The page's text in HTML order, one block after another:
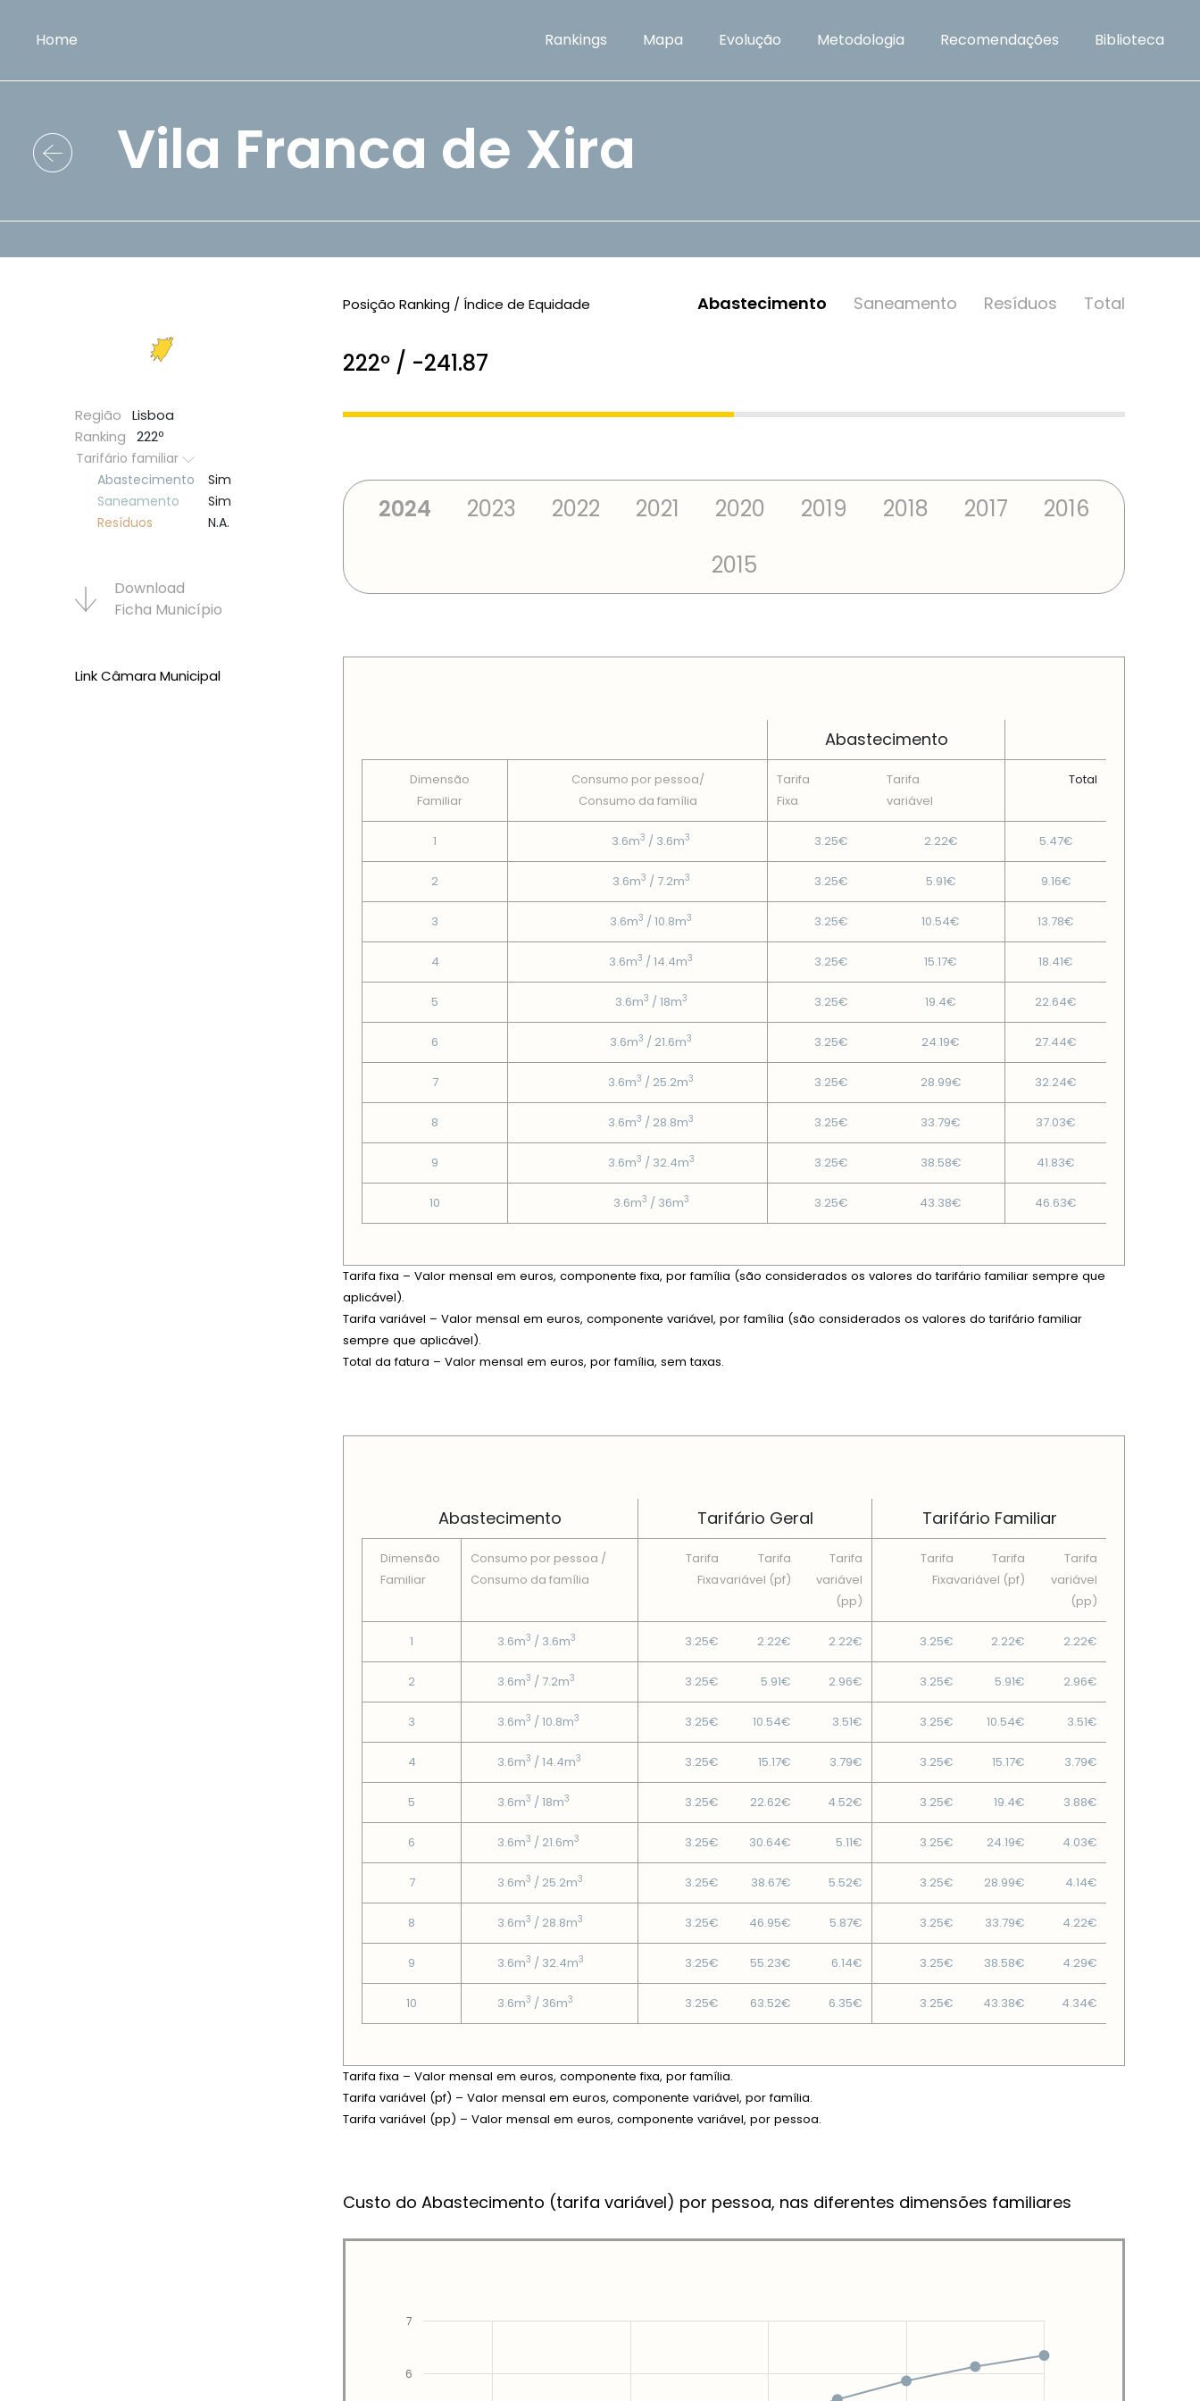
Home Rankings Mapa Evolução Metodologia Recomendações Biblioteca
Vila Franca de Xira
Região
Lisboa
Ranking
222º
Tarifário familiar
Abastecimento
Sim
Saneamento
Sim
Resí­duos
N.A.
Download
Ficha Municí­pio
Link Câmara Municipal
Posição Ranking / Índice de Equidade Abastecimento Saneamento Resí­duos Total
222º / -241.87
2024 2023 2022 2021 2020 2019 2018 2017
2016
2015
Abastecimento
Dimensão
Familiar
Consumo por pessoa/
Consumo da famí­lia
Tarifa
Fixa
Tarifa
variável
Total
1 3.6m3 / 3.6m3 3.25€ 2.22€ 5.47€
2 3.6m3 / 7.2m3 3.25€ 5.91€ 9.16€
3 3.6m3 / 10.8m3 3.25€ 10.54€ 13.78€
4 3.6m3 / 14.4m3 3.25€ 15.17€ 18.41€
5 3.6m3 / 18m3 3.25€ 19.4€ 22.64€
6 3.6m3 / 21.6m3 3.25€ 24.19€ 27.44€
7 3.6m3 / 25.2m3 3.25€ 28.99€ 32.24€
8 3.6m3 / 28.8m3 3.25€ 33.79€ 37.03€
9 3.6m3 / 32.4m3 3.25€ 38.58€ 41.83€
10 3.6m3 / 36m3 3.25€ 43.38€ 46.63€
Tarifa fixa – Valor mensal em euros, componente fixa, por família (são considerados os valores do tarifário familiar sempre que
aplicável).
Tarifa variável – Valor mensal em euros, componente variável, por família (são considerados os valores do tarifário familiar
sempre que aplicável).
Total da fatura – Valor mensal em euros, por família, sem taxas.
Abastecimento Tarifário Geral Tarifário Familiar
Dimensão
Familiar
Consumo por pessoa /
Consumo da famí­lia
Tarifa
Fixa
Tarifa
variável (pf)
Tarifa
variável
(pp)
Tarifa
Fixa
Tarifa
variável (pf)
Tarifa
variável
(pp)
1 3.6m3 / 3.6m3 3.25€ 2.22€ 2.22€ 3.25€ 2.22€ 2.22€
2 3.6m3 / 7.2m3 3.25€ 5.91€ 2.96€ 3.25€ 5.91€ 2.96€
3 3.6m3 / 10.8m3 3.25€ 10.54€ 3.51€ 3.25€ 10.54€ 3.51€
4 3.6m3 / 14.4m3 3.25€ 15.17€ 3.79€ 3.25€ 15.17€ 3.79€
5 3.6m3 / 18m3 3.25€ 22.62€ 4.52€ 3.25€ 19.4€ 3.88€
6 3.6m3 / 21.6m3 3.25€ 30.64€ 5.11€ 3.25€ 24.19€ 4.03€
7 3.6m3 / 25.2m3 3.25€ 38.67€ 5.52€ 3.25€ 28.99€ 4.14€
8 3.6m3 / 28.8m3 3.25€ 46.95€ 5.87€ 3.25€ 33.79€ 4.22€
9 3.6m3 / 32.4m3 3.25€ 55.23€ 6.14€ 3.25€ 38.58€ 4.29€
10 3.6m3 / 36m3 3.25€ 63.52€ 6.35€ 3.25€ 43.38€ 4.34€
Tarifa fixa – Valor mensal em euros, componente fixa, por família.
Tarifa variável (pf) – Valor mensal em euros, componente variável, por família.
Tarifa variável (pp) – Valor mensal em euros, componente variável, por pessoa.
Custo do Abastecimento (tarifa variável) por pessoa, nas diferentes dimensões familiares
6
7